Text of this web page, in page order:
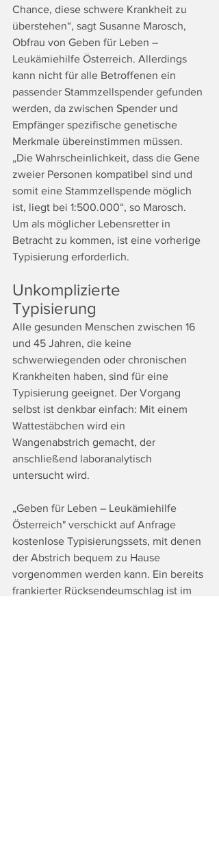
Chance, diese schwere Krankheit zu
überstehen“, sagt Susanne Marosch,
Obfrau von Geben für Leben –
Leukämiehilfe Österreich. Allerdings
kann nicht für alle Betroffenen ein
passender Stammzellspender gefunden
werden, da zwischen Spender und
Empfänger spezifische genetische
Merkmale übereinstimmen müssen.
„Die Wahrscheinlichkeit, dass die Gene
zweier Personen kompatibel sind und
somit eine Stammzellspende möglich
ist, liegt bei 1:500.000“, so Marosch.
Um als möglicher Lebensretter in
Betracht zu kommen, ist eine vorherige
Typisierung erforderlich.
Unkomplizierte
Typisierung
Alle gesunden Menschen zwischen 16
und 45 Jahren, die keine
schwerwiegenden oder chronischen
Krankheiten haben, sind für eine
Typisierung geeignet. Der Vorgang
selbst ist denkbar einfach: Mit einem
Wattestäbchen wird ein
Wangenabstrich gemacht, der
anschließend laboranalytisch
untersucht wird.
„Geben für Leben – Leukämiehilfe
Österreich" verschickt auf Anfrage
kostenlose Typisierungssets, mit denen
der Abstrich bequem zu Hause
vorgenommen werden kann. Ein bereits
frankierter Rücksendeumschlag ist im